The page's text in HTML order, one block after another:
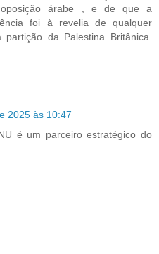
oposição árabe , e de que a
foi à revelia de qualquer
da Palestina Britânica.
2025 às 10:47
é um parceiro estratégico do